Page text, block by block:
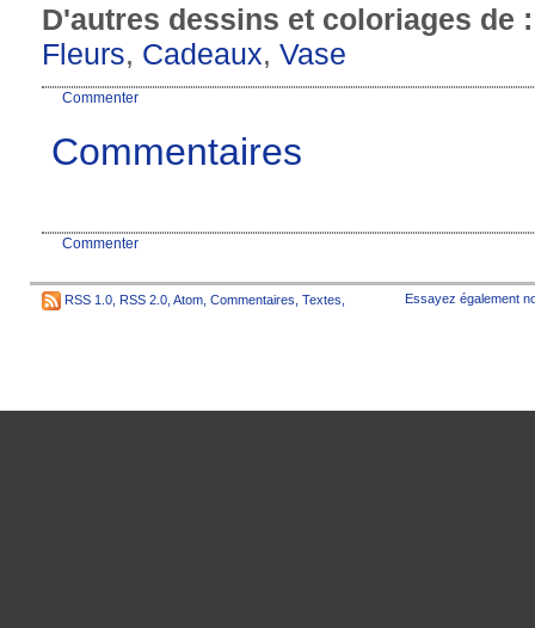
D'autres dessins et coloriages de
Fleurs, Cadeaux, Vase
Commenter
Commentaires
Commenter
RSS 1.0 RSS 2.0 Atom Commentaires Textes Essayez également